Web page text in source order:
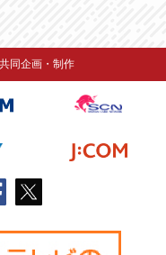
同企画・制作